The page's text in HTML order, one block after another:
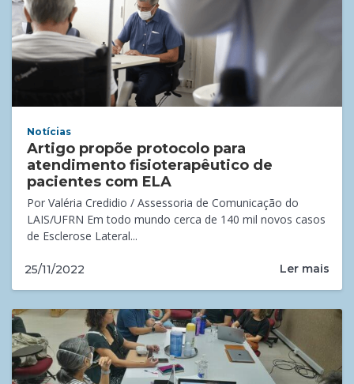
Notícias
Artigo propõe protocolo para
atendimento fisioterapêutico de
pacientes com ELA
Por Valéria Credidio / Assessoria de Comunicação do
LAIS/UFRN Em todo mundo cerca de 140 mil novos casos
de Esclerose Lateral...
25/11/2022 Ler mais